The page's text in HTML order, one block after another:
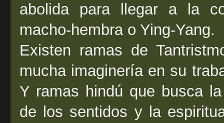
abolida para llegar a la
macho-hembra o Ying-Yang.
Existen ramas de
mucha imaginería en su
Y ramas hindú que busca
de los sentidos y la